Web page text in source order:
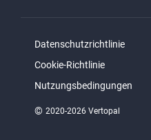
Datenschutzrichtlinie
Cookie-Richtlinie
Nutzungsbedingungen
© 2020-2026 Vertopal